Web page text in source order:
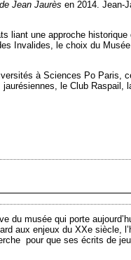
Jean Jaurès en 2014. Jean-
liant une approche
Invalides, le choix du
à Sciences Po Paris,
le Club Raspail,
du musée qui porte
aux enjeux du XXe siècle,
pour que ses écrits de